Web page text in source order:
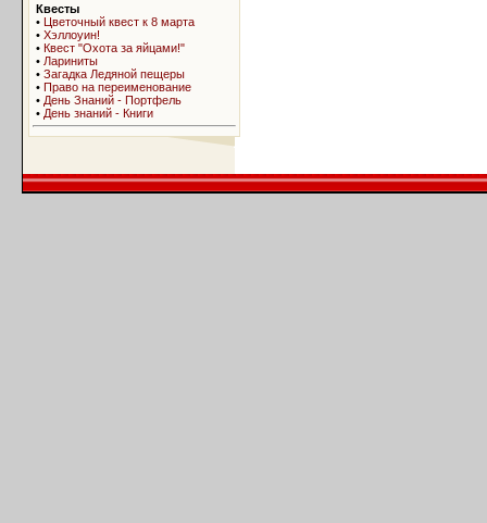
Квесты
• Цветочный квест к 8 марта
• Хэллоуин!
• Квест "Охота за яйцами!"
• Лариниты
• Загадка Ледяной пещеры
• Право на переименование
• День Знаний - Портфель
• День знаний - Книги